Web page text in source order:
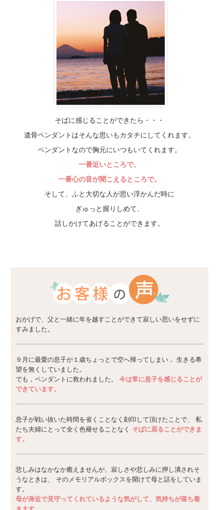
そばに感じることができたら・・・
遺骨ペンダントはそんな思いもカタチにしてくれます。
ペンダントなので胸元にいつもいてくれます。
一番近いところで、
一番心の音が聞こえるところで。
そして、ふと大切な人が思い浮かんだ時に
ぎゅっと握りしめて、
話しかけてあげることができます。
おかげで、父と一緒に年を越すことができて寂しい思いをせずに
すみました。
９月に最愛の息子が１歳ちょっとで空へ帰ってしまい， 生きる希
望を無くしていました。
でも，ペンダントに救われました。 今は常に息子を感じることが
できています。
息子が戦い抜いた時間を省くことなく刻印して頂けたことで、 私
たち夫婦にとって全く色褪せることなく そばに居ることができま
す。
悲しみはなかなか癒えませんが、寂しさや悲しみに押し潰されそ
うなときは、 そのメモリアルボックスを開けて母と話をしていま
す。
母が身近で見守ってくれているような気がして、気持ちが落ち着